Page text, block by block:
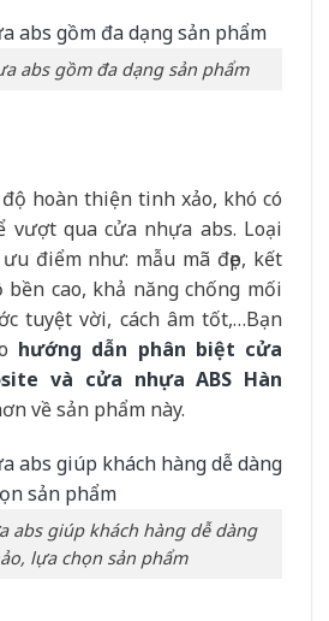
abs gồm đa dạng sản phẩm
hoàn thiện tinh xảo, khó có
vượt qua cửa nhựa abs. Loại
điểm như: mẫu mã đẹp, kết
bền cao, khả năng chống mối
tuyệt vời, cách âm tốt,…Bạn
hướng dẫn phân biệt cửa
và cửa nhựa ABS Hàn
về sản phẩm này.
abs giúp khách hàng dễ dàng
lựa chọn sản phẩm